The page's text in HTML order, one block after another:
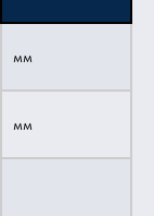
мм
мм